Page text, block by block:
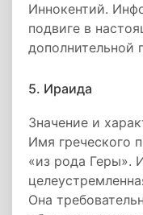
Иннокентий.
подвиге в
дополнительной
5. Ираида
Значение и
Имя греческого
«из рода Геры».
Она